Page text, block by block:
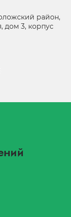
район,
дом 3, корпус